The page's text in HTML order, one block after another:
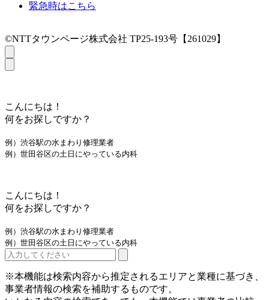
緊急時はこちら
©NTTタウンページ株式会社 TP25-193号【261029】
こんにちは！
何をお探しですか？
例）渋谷駅の水まわり修理業者
例）世田谷区の土日にやっている内科
こんにちは！
何をお探しですか？
例）渋谷駅の水まわり修理業者
例）世田谷区の土日にやっている内科
※本機能は検索内容から推定されるエリアと業種に基づき、
事業者情報の検索を補助するものです。